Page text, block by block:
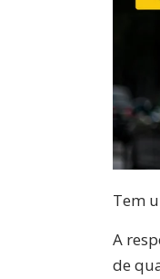
Tem
A
de